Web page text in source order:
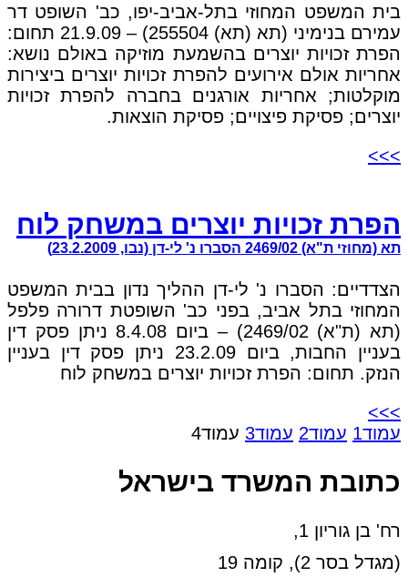
בית המשפט המחוזי בתל-אביב-יפו, כב' השופט דר
עמירם בנימיני (תא (תא) 255504) – 21.9.09 תחום:
הפרת זכויות יוצרים בהשמעת מוזיקה באולם נושא:
אחריות אולם אירועים להפרת זכויות יוצרים ביצירות
מוקלטות; אחריות אורגנים בחברה להפרת זכויות
יוצרים; פסיקת פיצויים; פסיקת הוצאות.
>>>
הפרת זכויות יוצרים במשחק לוח
תא (מחוזי ת"א) 2469/02 הסברו נ' לי-דן (נבו, 23.2.2009)
הצדדיים: הסברו נ' לי-דן ההליך נדון בבית המשפט
המחוזי בתל אביב, בפני כב' השופטת דרורה פלפל
(תא (ת"א) 2469/02) – ביום 8.4.08 ניתן פסק דין
בעניין החבות, ביום 23.2.09 ניתן פסק דין בעניין
הנזק. תחום: הפרת זכויות יוצרים במשחק לוח
>>>
עמוד1 עמוד2 עמוד3 עמוד4
כתובת המשרד בישראל
רח' בן גוריון 1,
(מגדל בסר 2), קומה 19